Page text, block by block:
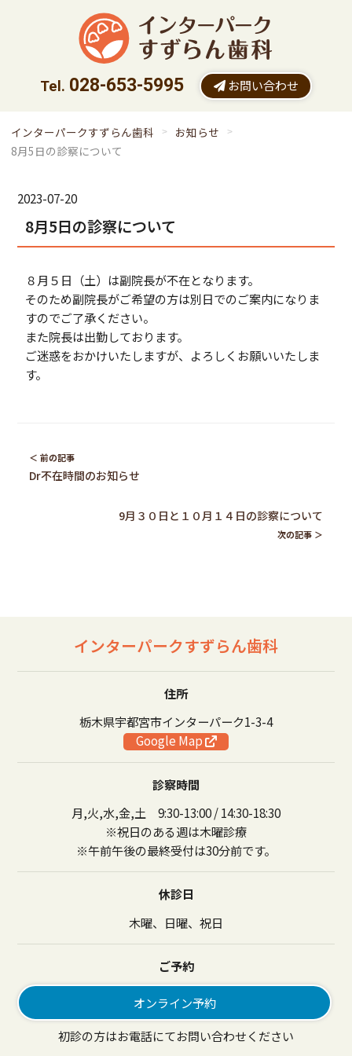
028-653-5995 お問い合わせ
インターパークすずらん歯科
お知らせ
8月5日の診察について
2023-07-20
8月5日の診察について
８月５日（土）は副院長が不在となります。
そのため副院長がご希望の方は別日でのご案内になりま
すのでご了承ください。
また院長は出勤しております。
ご迷惑をおかけいたしますが、よろしくお願いいたしま
す。
Dr不在時間のお知らせ
9月３０日と１０月１４日の診察について
インターパークすずらん歯科
住所
栃木県宇都宮市インターパーク1-3-4
Google Map
診察時間
月,火,水,金,土 9:30-13:00 / 14:30-18:30
※祝日のある週は木曜診療
※午前午後の最終受付は30分前です。
休診日
木曜、日曜、祝日
ご予約
オンライン予約
初診の方はお電話にてお問い合わせください